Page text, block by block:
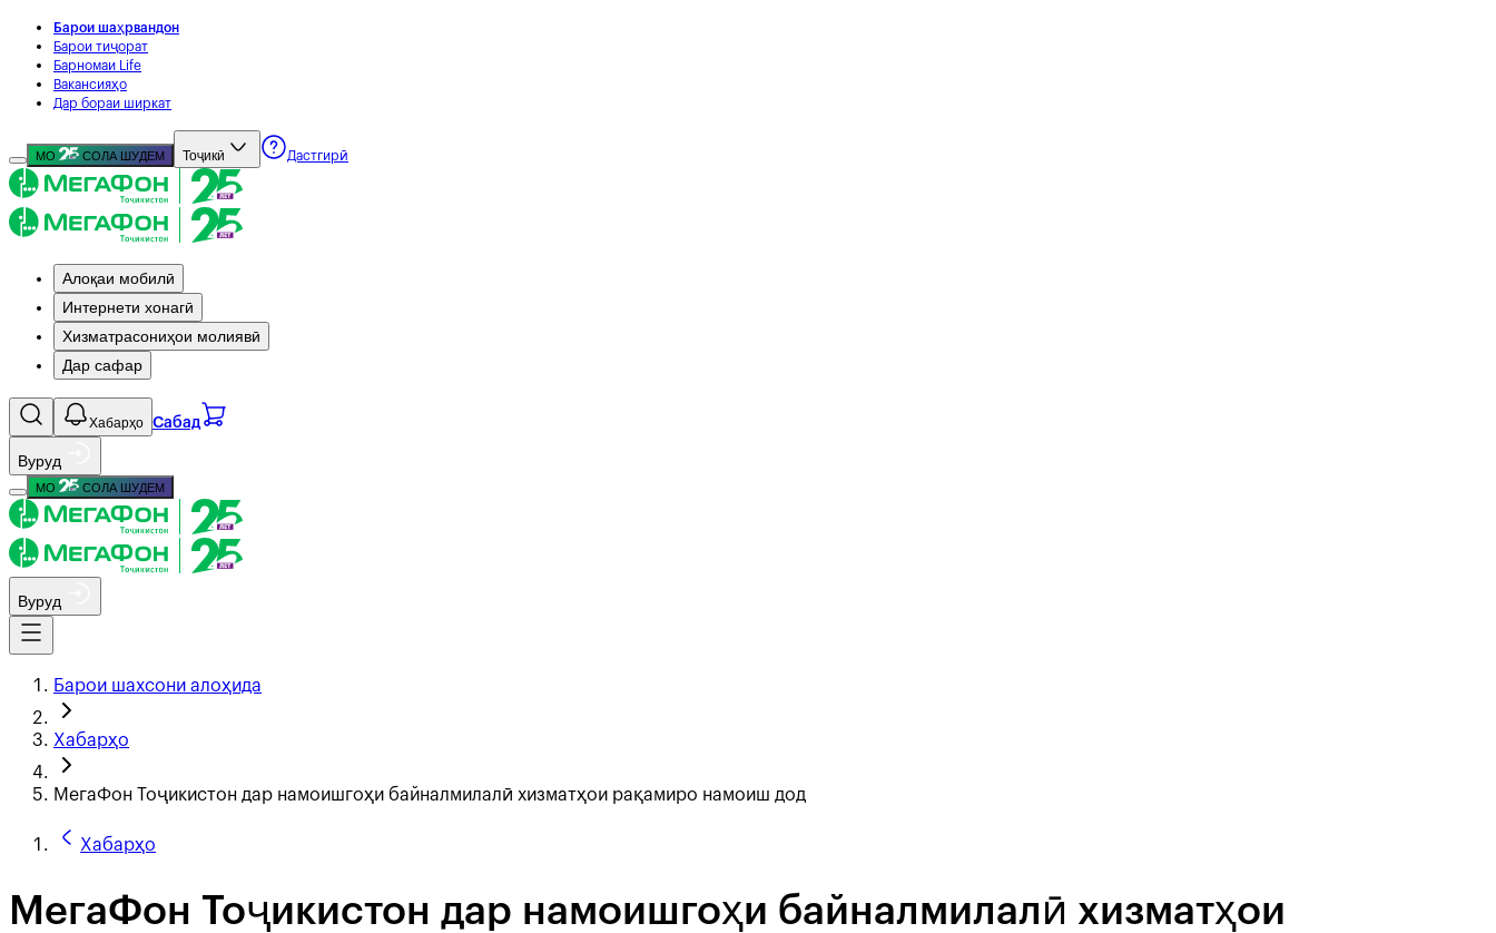
Барои шаҳрвандон
Барои тиҷорат
Барномаи Life
Вакансияҳо
Дар бораи ширкат
МО СОЛА ШУДЕМ Тоҷикӣ Дастгирӣ
Алоқаи мобилӣ
Интернети хонагӣ
Хизматрасониҳои молиявӣ
Дар сафар
Хабарҳо Сабад
Вуруд
МО СОЛА ШУДЕМ
Вуруд
Барои шахсони алоҳида
Хабарҳо
МегаФон Тоҷикистон дар намоишгоҳи байналмилалӣ хизматҳои рақамиро намоиш дод
Хабарҳо
МегаФон Тоҷикистон дар намоишгоҳи байналмилалӣ хизматҳои